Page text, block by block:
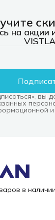
на акции
вы
в